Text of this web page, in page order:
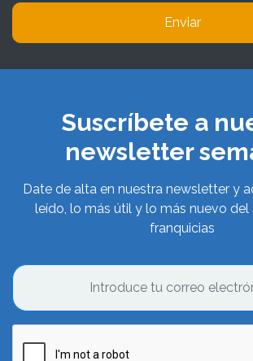
Enviar
Suscríbete a
newsletter
Date de alta en nuestra newsletter y
leído, lo más útil y lo más nuevo del
franquicias